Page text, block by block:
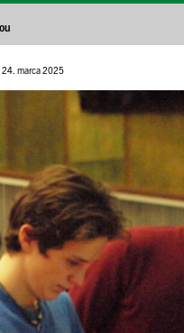
24. marca 2025